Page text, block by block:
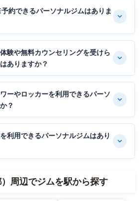
約できるパーソナルジムはありま
験や無料カウンセリングを受けら
ありますか？
ーやロッカーを利用できるパーソ
？
利用できるパーソナルジムはあり
周辺でジムを駅から探す